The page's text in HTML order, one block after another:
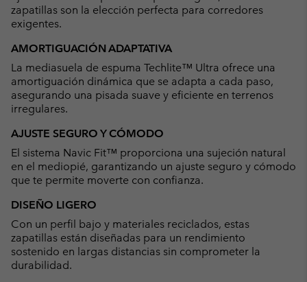
zapatillas son la elección perfecta para corredores
exigentes.
AMORTIGUACIÓN ADAPTATIVA
La mediasuela de espuma Techlite™ Ultra ofrece una
amortiguación dinámica que se adapta a cada paso,
asegurando una pisada suave y eficiente en terrenos
irregulares.
AJUSTE SEGURO Y CÓMODO
El sistema Navic Fit™ proporciona una sujeción natural
en el mediopié, garantizando un ajuste seguro y cómodo
que te permite moverte con confianza.
DISEÑO LIGERO
Con un perfil bajo y materiales reciclados, estas
zapatillas están diseñadas para un rendimiento
sostenido en largas distancias sin comprometer la
durabilidad.